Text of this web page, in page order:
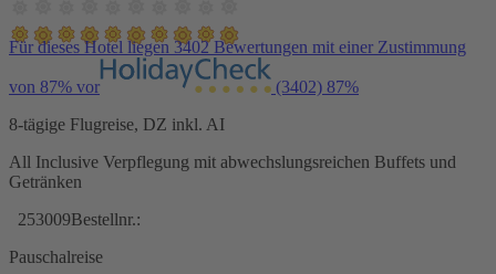
Für dieses Hotel liegen 3402 Bewertungen mit einer Zustimmung
von 87% vor (3402) 87%
8-tägige Flugreise, DZ inkl. AI
All Inclusive Verpflegung mit abwechslungsreichen Buffets und
Getränken
253009Bestellnr.:
Pauschalreise